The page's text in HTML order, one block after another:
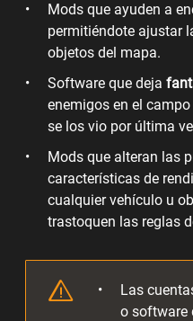
Mods que ayuden a
permitiéndote ajustar
objetos del mapa.
Software que deja
enemigos en el
se los vio por última
Mods que alteran las
características de
cualquier vehículo u
trastoquen las reglas
Las
o software